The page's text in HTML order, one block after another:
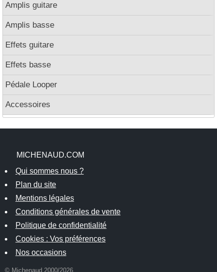
Amplis guitare
Amplis basse
Effets guitare
Effets basse
Pédale Looper
Accessoires
MICHENAUD.COM
Qui sommes nous ?
Plan du site
Mentions légales
Conditions générales de vente
Politique de confidentialité
Cookies : Vos préférences
Nos occasions
© Michenaud 2000/2026